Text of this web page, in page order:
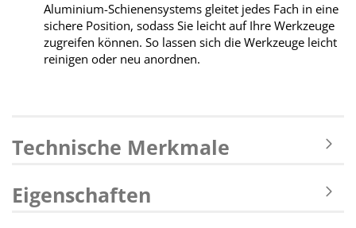
Aluminium-Schienensystems gleitet jedes Fach in eine
sichere Position, sodass Sie leicht auf Ihre Werkzeuge
zugreifen können. So lassen sich die Werkzeuge leicht
reinigen oder neu anordnen.
Technische Merkmale
Eigenschaften